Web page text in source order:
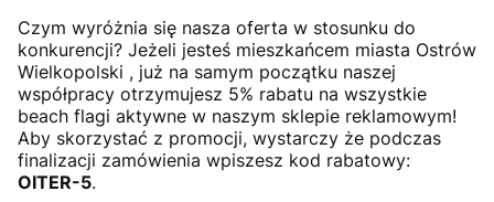
Czym wyróżnia się nasza oferta w stosunku do
konkurencji? Jeżeli jesteś mieszkańcem miasta Ostrów
Wielkopolski , już na samym początku naszej
współpracy otrzymujesz 5% rabatu na wszystkie
beach flagi aktywne w naszym sklepie reklamowym!
Aby skorzystać z promocji, wystarczy że podczas
finalizacji zamówienia wpiszesz kod rabatowy:
OITER-5.